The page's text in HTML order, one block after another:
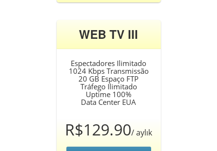
WEB TV III
Espectadores Ilimitado
1024 Kbps Transmissão
20 GB Espaço FTP
Tráfego Ilimitado
Uptime 100%
Data Center EUA
R$129.90/ aylık